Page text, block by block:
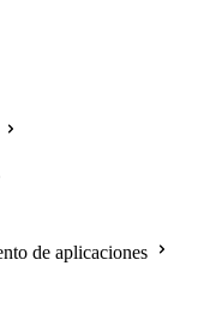
de aplicaciones